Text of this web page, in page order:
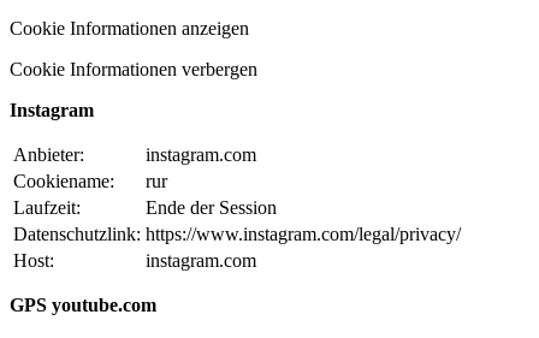
Cookie Informationen anzeigen
Cookie Informationen verbergen
Instagram
Anbieter:
instagram.com
Cookiename:
rur
Laufzeit:
Ende der Session
Datenschutzlink: https://www.instagram.com/legal/privacy/
Host:
instagram.com
GPS youtube.com